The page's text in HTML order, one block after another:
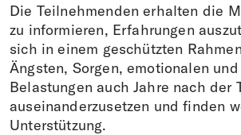
Die Teilnehmenden erhalten die
zu informieren, Erfahrungen
sich in einem geschützten
Ängsten, Sorgen, emotionalen
Belastungen auch Jahre nach der
auseinanderzusetzen und finden
Unterstützung.